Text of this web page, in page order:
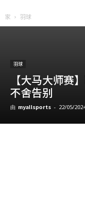
家 羽球
羽球
【大马大师赛
不舍告别
由 myallsports - 22/05/